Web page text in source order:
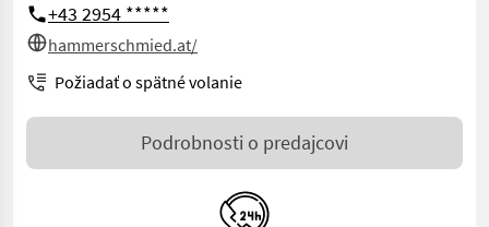
+43 2954 *****
hammerschmied.at/
Požiadať o spätné volanie
Podrobnosti o predajcovi